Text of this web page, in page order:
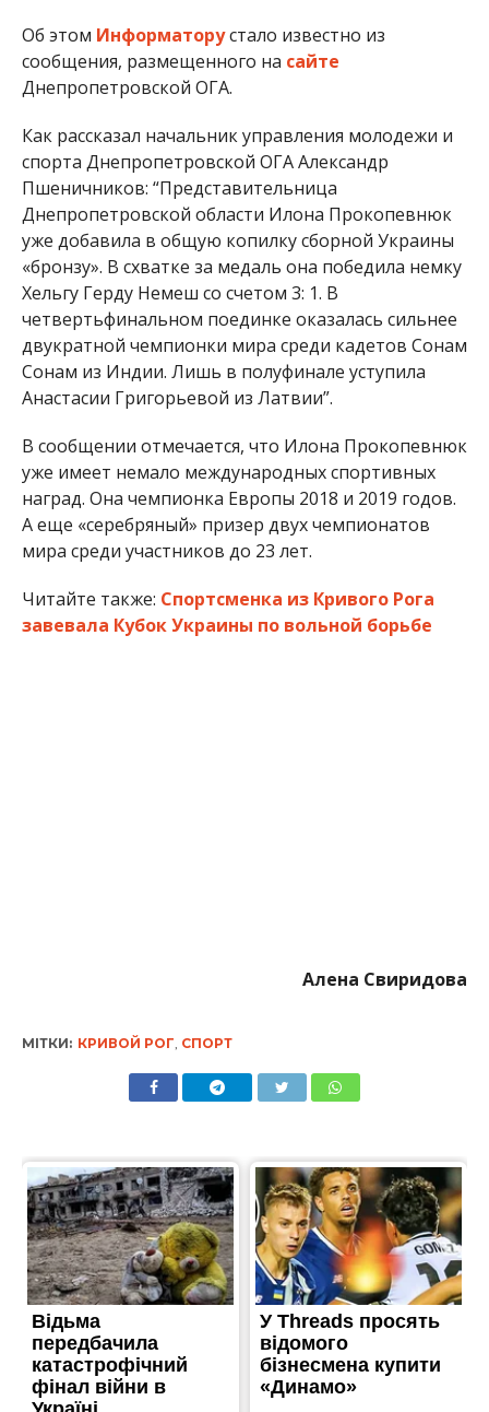
Об этом Информаторустало известно из
сообщения, размещенного на сайте
Днепропетровской ОГА.
Как рассказал начальник управления молодежи и
спорта Днепропетровской ОГА Александр
Пшеничников: “Представительница
Днепропетровской области Илона Прокопевнюк
уже добавила в общую копилку сборной Украины
«бронзу». В схватке за медаль она победила немку
Хельгу Герду Немеш со счетом 3: 1. В
четвертьфинальном поединке оказалась сильнее
двукратной чемпионки мира среди кадетов Сонам
​​Сонам ​​из Индии. Лишь в полуфинале уступила
Анастасии Григорьевой из Латвии”.
В сообщении отмечается, что Илона Прокопевнюк
уже имеет немало международных спортивных
наград. Она чемпионка Европы 2018 и 2019 годов.
А еще «серебряный» призер двух чемпионатов
мира среди участников до 23 лет.
Читайте также: Спортсменка из Кривого Рога
завевала Кубок Украины по вольной борьбе
Алена Свиридова
МІТКИ: КРИВОЙ РОГ СПОРТ